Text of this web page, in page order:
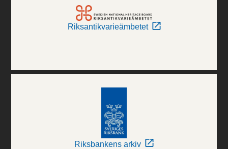
Riksantikvarieämbetet
Riksbankens arkiv